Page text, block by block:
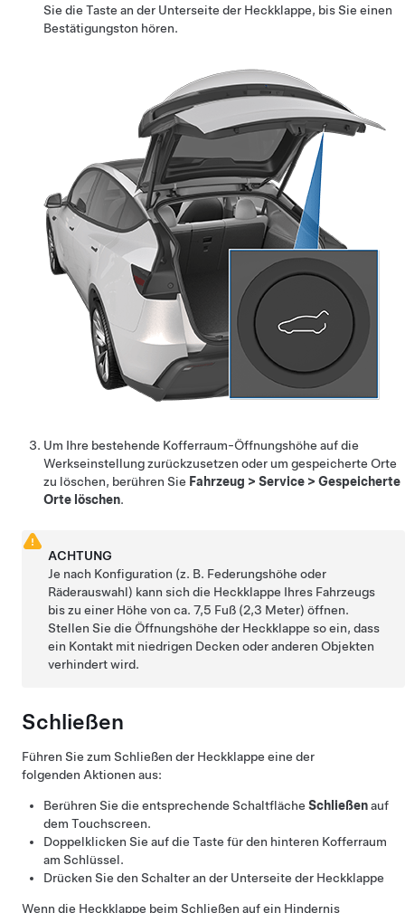
Sie die Taste an der Unterseite der Heckklappe, bis Sie einen
Bestätigungston hören.
Um Ihre bestehende Kofferraum-Öffnungshöhe auf die
Werkseinstellung zurückzusetzen oder um gespeicherte Orte
zu löschen, berühren Sie Fahrzeug > Service > Gespeicherte
Orte löschen.
ACHTUNG
Je nach Konfiguration (z. B. Federungshöhe oder
Räderauswahl) kann sich die Heckklappe Ihres Fahrzeugs
bis zu einer Höhe von ca.7,5 Fuß (2,3 Meter) öffnen.
Stellen Sie die Öffnungshöhe der Heckklappe so ein, dass
ein Kontakt mit niedrigen Decken oder anderen Objekten
verhindert wird.
Schließen
Führen Sie zum Schließen der Heckklappe eine der
folgenden Aktionen aus:
Berühren Sie die entsprechende Schaltfläche Schließenauf
dem Touchscreen.
Doppelklicken Sie auf die Taste für den hinteren Kofferraum
am Schlüssel.
Drücken Sie den Schalter an der Unterseite der Heckklappe
Wenn die Heckklappe beim Schließen auf ein Hindernis